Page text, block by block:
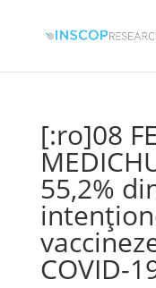
[:ro]08
55,2%
COVID-